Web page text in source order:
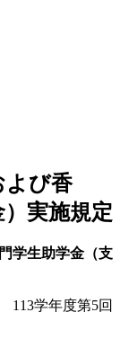
よび香
実施規定
学生助学金（支
学年度第5回